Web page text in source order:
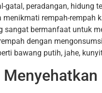
gatal, peradangan, hidung
rempah-rempah
sangat bermanfaat untuk
dengan
bawang putih, jahe,